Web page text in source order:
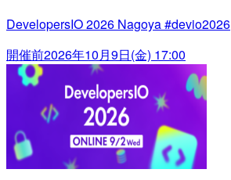
DevelopersIO 2026 Nagoya #devio2026
開催前2026年10月9日(金) 17:00